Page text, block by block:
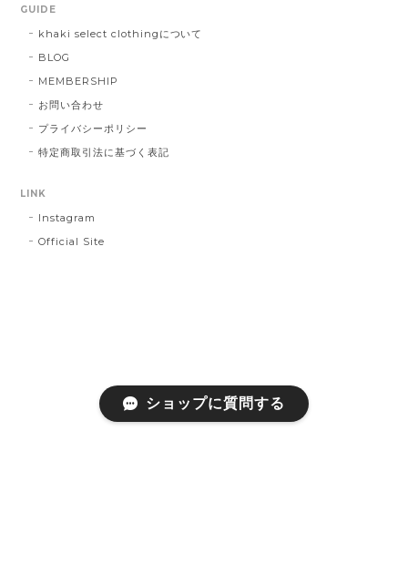
GUIDE
khaki select clothingについて
BLOG
MEMBERSHIP
お問い合わせ
プライバシーポリシー
特定商取引法に基づく表記
LINK
Instagram
Official Site
ショップに質問する